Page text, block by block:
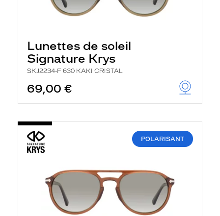
Lunettes de soleil
Signature Krys
SKJ2234-F 630 KAKI CRISTAL
69,00 €
POLARISANT